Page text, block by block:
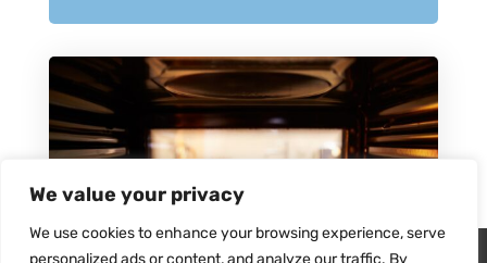
We value your privacy
We use cookies to enhance your browsing experience, serve
personalized ads or content, and analyze our traffic. By
Wir verwenden Cookies, um sicherzustellen, dass wir Ihnen